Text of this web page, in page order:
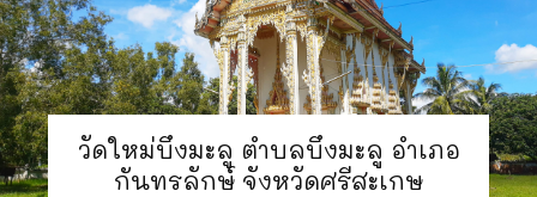
วัดใหม่บึงมะลู ตำบลบึงมะลู อำเภอ
กันทรลักษ์ จังหวัดศรีสะเกษ